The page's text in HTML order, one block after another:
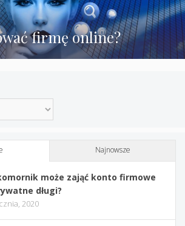
firmę online?
Najnowsze
może zająć konto firmowe
długi?
2020